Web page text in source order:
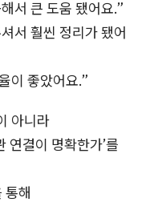
서 큰 도움 됐어요.”
서 훨씬 정리가 됐어
이 좋았어요.”
아니라
연결이 명확한가’를
통해